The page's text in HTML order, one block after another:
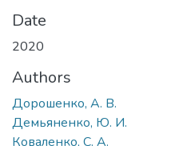
Date
2020
Authors
Дорошенко, А. В.
Демьяненко, Ю. И.
Коваленко, С. А.